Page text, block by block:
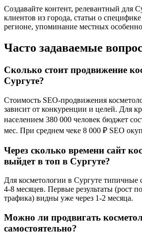
Создавайте контент, релевантный для
клиентов из города, статьи о
регионе, упоминание местных
Часто задаваемые
Сколько стоит продвижение
Сургуте?
Стоимость SEO-продвижения
зависит от конкуренции и целей. Для
населением 380 000 человек бюджет
мес. При среднем чеке 8 000 ₽ SEO
Через сколько времени сайт
выйдет в топ в Сургуте?
Для косметологии в Сургуте типичные
4-8 месяцев. Первые результаты (рост
трафика) видны уже через 1-2 месяца.
Можно ли продвигать
самостоятельно?